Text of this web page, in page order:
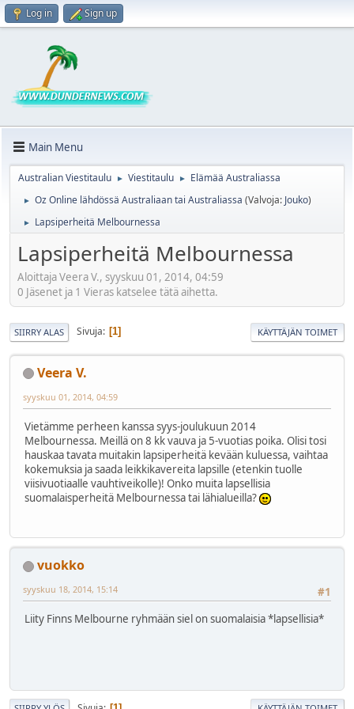
Log in Sign up
Main Menu
Australian Viestitaulu ► Viestitaulu ► Elämää Australiassa
► Oz Online lähdössä Australiaan tai Australiassa (Valvoja: Jouko)
► Lapsiperheitä Melbournessa
Lapsiperheitä Melbournessa
Aloittaja Veera V., syyskuu 01, 2014, 04:59
0 Jäsenet ja 1 Vieras katselee tätä aihetta.
SIIRRY ALAS Sivuja 1 KÄYTTÄJÄN TOIMET
Veera V.
syyskuu 01, 2014, 04:59
Vietämme perheen kanssa syys-joulukuun 2014
Melbournessa. Meillä on 8 kk vauva ja 5-vuotias poika. Olisi tosi
hauskaa tavata muitakin lapsiperheitä kevään kuluessa, vaihtaa
kokemuksia ja saada leikkikavereita lapsille (etenkin tuolle
viisivuotiaalle vauhtiveikolle)! Onko muita lapsellisia
suomalaisperheitä Melbournessa tai lähialueilla?
vuokko
#1
syyskuu 18, 2014, 15:14
Liity Finns Melbourne ryhmään siel on suomalaisia *lapsellisia*